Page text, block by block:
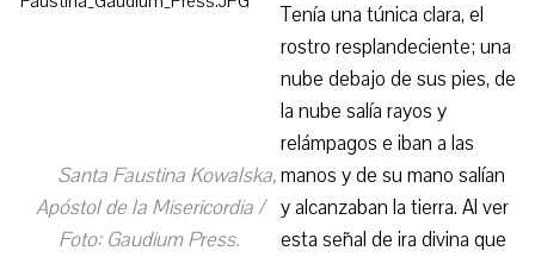
Santa Faustina Kowalska,
Apóstol de la Misericordia /
Foto: Gaudium Press.
Tenía una túnica clara, el
rostro resplandeciente; una
nube debajo de sus pies, de
la nube salía rayos y
relámpagos e iban a las
manos y de su mano salían
y alcanzaban la tierra. Al ver
esta señal de ira divina que